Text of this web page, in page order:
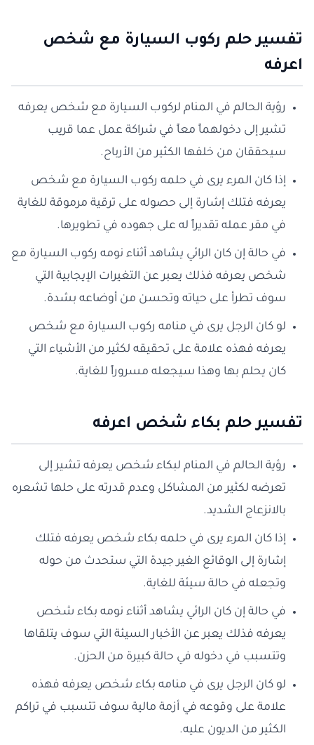
تفسير حلم ركوب السيارة مع شخص
اعرفه
رؤية الحالم في المنام لركوب السيارة مع شخص يعرفه
تشير إلى دخولهماً معاً في شراكة عمل عما قريب
سيحققان من خلفها الكثير من الأرباح.
إذا كان المرء يرى في حلمه ركوب السيارة مع شخص
يعرفه فتلك إشارة إلى حصوله على ترقية مرموقة للغاية
في مقر عمله تقديراً له على جهوده في تطويرها.
في حالة إن كان الرائي يشاهد أثناء نومه ركوب السيارة مع
شخص يعرفه فذلك يعبر عن التغيرات الإيجابية التي
سوف تطرأ على حياته وتحسن من أوضاعه بشدة.
لو كان الرجل يرى في منامه ركوب السيارة مع شخص
يعرفه فهذه علامة على تحقيقه لكثير من الأشياء التي
كان يحلم بها وهذا سيجعله مسروراً للغاية.
تفسير حلم بكاء شخص اعرفه
رؤية الحالم في المنام لبكاء شخص يعرفه تشير إلى
تعرضه لكثير من المشاكل وعدم قدرته على حلها تشعره
بالانزعاج الشديد.
إذا كان المرء يرى في حلمه بكاء شخص يعرفه فتلك
إشارة إلى الوقائع الغير جيدة التي ستحدث من حوله
وتجعله في حالة سيئة للغاية.
في حالة إن كان الرائي يشاهد أثناء نومه بكاء شخص
يعرفه فذلك يعبر عن الأخبار السيئة التي سوف يتلقاها
وتتسبب في دخوله في حالة كبيرة من الحزن.
لو كان الرجل يرى في منامه بكاء شخص يعرفه فهذه
علامة على وقوعه في أزمة مالية سوف تتسبب في تراكم
الكثير من الديون عليه.